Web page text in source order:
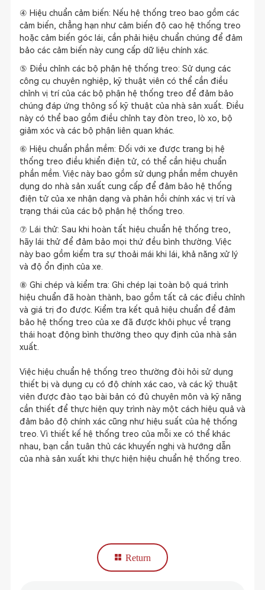
④ Hiệu chuẩn cảm biến: Nếu hệ thống treo bao gồm các
cảm biến, chẳng hạn như cảm biến độ cao hệ thống treo
hoặc cảm biến góc lái, cần phải hiệu chuẩn chúng để đảm
bảo các cảm biến này cung cấp dữ liệu chính xác.
⑤ Điều chỉnh các bộ phận hệ thống treo: Sử dụng các
công cụ chuyên nghiệp, kỹ thuật viên có thể cần điều
chỉnh vị trí của các bộ phận hệ thống treo để đảm bảo
chúng đáp ứng thông số kỹ thuật của nhà sản xuất. Điều
này có thể bao gồm điều chỉnh tay đòn treo, lò xo, bộ
giảm xóc và các bộ phận liên quan khác.
⑥ Hiệu chuẩn phần mềm: Đối với xe được trang bị hệ
thống treo điều khiển điện tử, có thể cần hiệu chuẩn
phần mềm. Việc này bao gồm sử dụng phần mềm chuyên
dụng do nhà sản xuất cung cấp để đảm bảo hệ thống
điện tử của xe nhận dạng và phản hồi chính xác vị trí và
trạng thái của các bộ phận hệ thống treo.
⑦ Lái thử: Sau khi hoàn tất hiệu chuẩn hệ thống treo,
hãy lái thử để đảm bảo mọi thứ đều bình thường. Việc
này bao gồm kiểm tra sự thoải mái khi lái, khả năng xử lý
và độ ổn định của xe.
⑧ Ghi chép và kiểm tra: Ghi chép lại toàn bộ quá trình
hiệu chuẩn đã hoàn thành, bao gồm tất cả các điều chỉnh
và giá trị đo được. Kiểm tra kết quả hiệu chuẩn để đảm
bảo hệ thống treo của xe đã được khôi phục về trạng
thái hoạt động bình thường theo quy định của nhà sản
xuất.
Việc hiệu chuẩn hệ thống treo thường đòi hỏi sử dụng
thiết bị và dụng cụ có độ chính xác cao, và các kỹ thuật
viên được đào tạo bài bản có đủ chuyên môn và kỹ năng
cần thiết để thực hiện quy trình này một cách hiệu quả và
đảm bảo độ chính xác cũng như hiệu suất của hệ thống
treo. Vì thiết kế hệ thống treo của mỗi xe có thể khác
nhau, bạn cần tuân thủ các khuyến nghị và hướng dẫn
của nhà sản xuất khi thực hiện hiệu chuẩn hệ thống treo.
Return